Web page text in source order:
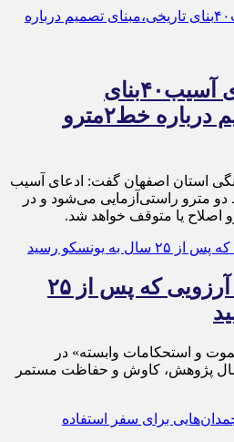
راستی‌آزمایی ادعای آسیب۴۰بنای
تاریخی،مبنای تصمیم درباره خط۲مترو
استان اصفهان گفت: ادعای آسیب
دو مترو راستی‌آزمایی می‌شود و در
اصلاح یا متوقف خواهد شد.
ثبت جهانی الموت؛ آرزویی که پس از ۲۵
و استحکامات وابسته» در
حاصل بیش از ۲۵ سال پژوهش، کاوش و حفاظت مستمر